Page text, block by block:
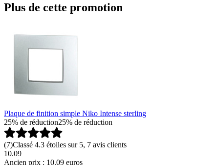
Plus de cette promotion
Plaque de finition simple Niko Intense sterling
25% de réduction25% de réduction
(7)Classé 4.3 étoiles sur 5, 7 avis clients
10.09
Ancien prix : 10.09 euros